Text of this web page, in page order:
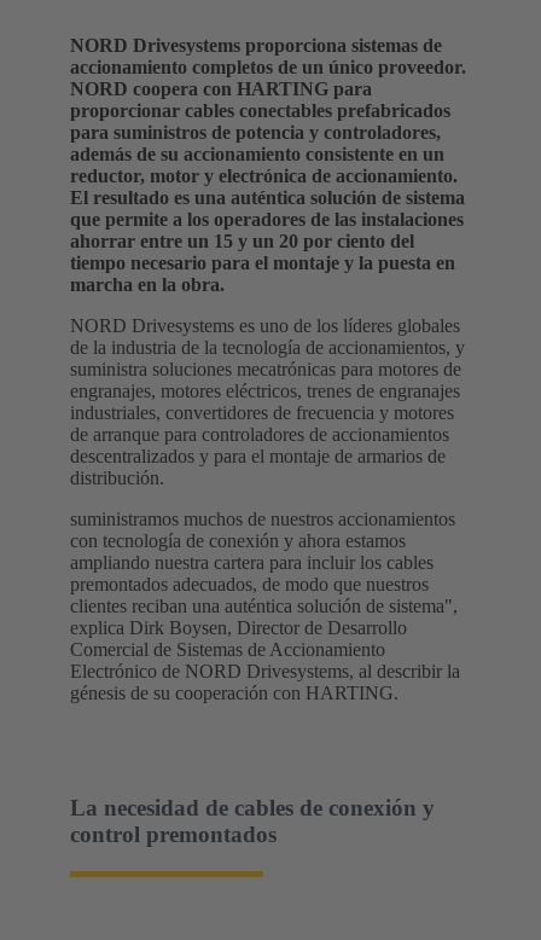
NORD Drivesystems proporciona sistemas de
accionamiento completos de un único proveedor.
NORD coopera con HARTING para
proporcionar cables conectables prefabricados
para suministros de potencia y controladores,
además de su accionamiento consistente en un
reductor, motor y electrónica de accionamiento.
El resultado es una auténtica solución de sistema
que permite a los operadores de las instalaciones
ahorrar entre un 15 y un 20 por ciento del
tiempo necesario para el montaje y la puesta en
marcha en la obra.
NORD Drivesystems es uno de los líderes globales
de la industria de la tecnología de accionamientos, y
suministra soluciones mecatrónicas para motores de
engranajes, motores eléctricos, trenes de engranajes
industriales, convertidores de frecuencia y motores
de arranque para controladores de accionamientos
descentralizados y para el montaje de armarios de
distribución.
suministramos muchos de nuestros accionamientos
con tecnología de conexión y ahora estamos
ampliando nuestra cartera para incluir los cables
premontados adecuados, de modo que nuestros
clientes reciban una auténtica solución de sistema",
explica Dirk Boysen, Director de Desarrollo
Comercial de Sistemas de Accionamiento
Electrónico de NORD Drivesystems, al describir la
génesis de su cooperación con HARTING.
La necesidad de cables de conexión y
control premontados